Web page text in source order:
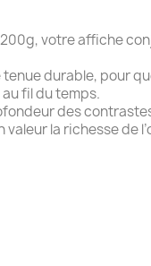
votre affiche
durable, pour
fil du temps.
des
la richesse de